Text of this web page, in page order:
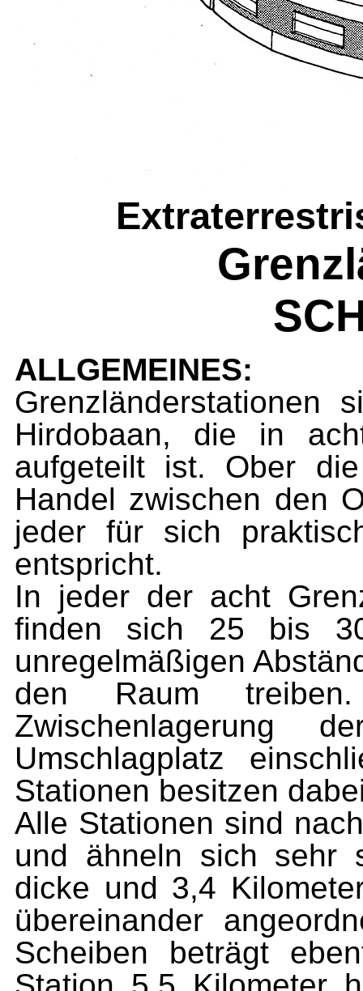
ALLGEMEINES:
Grenzländerstationen
Hirdobaan, die in
aufgeteilt ist. Ober
Handel zwischen den
jeder für sich
entspricht.
In jeder der acht
finden sich 25 bis
unregelmäßigen
den Raum
Zwischenlagerung
Umschlagplatz
Stationen besitzen
Alle Stationen sind
und ähneln sich sehr
dicke und 3,4
übereinander
Scheiben beträgt